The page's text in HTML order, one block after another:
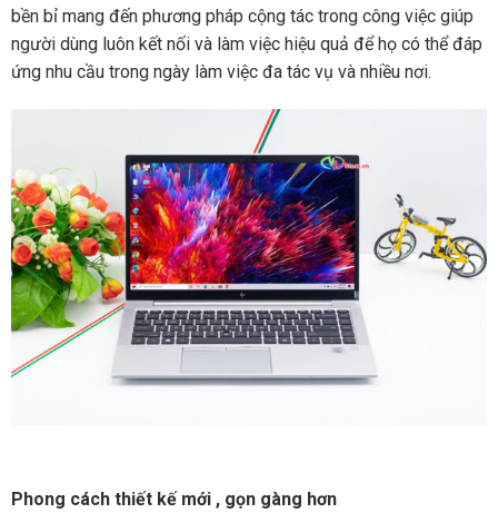
bền bỉ mang đến phương pháp cộng tác trong công việc giúp
người dùng luôn kết nối và làm việc hiệu quả để họ có thể đáp
ứng nhu cầu trong ngày làm việc đa tác vụ và nhiều nơi.
Phong cách thiết kế mới , gọn gàng hơn